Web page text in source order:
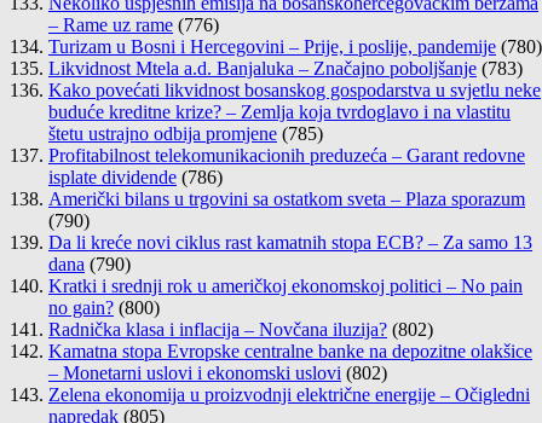
– Rame uz rame (776)
Turizam u Bosni i Hercegovini – Prije, i poslije, pandemije (780)
Likvidnost Mtela a.d. Banjaluka – Značajno poboljšanje (783)
Kako povećati likvidnost bosanskog gospodarstva u svjetlu neke
buduće kreditne krize? – Zemlja koja tvrdoglavo i na vlastitu
štetu ustrajno odbija promjene (785)
Profitabilnost telekomunikacionih preduzeća – Garant redovne
isplate dividende (786)
Američki bilans u trgovini sa ostatkom sveta – Plaza sporazum
(790)
Da li kreće novi ciklus rast kamatnih stopa ECB? – Za samo 13
dana (790)
Kratki i srednji rok u američkoj ekonomskoj politici – No pain
no gain? (800)
Radnička klasa i inflacija – Novčana iluzija? (802)
Kamatna stopa Evropske centralne banke na depozitne olakšice
– Monetarni uslovi i ekonomski uslovi (802)
Zelena ekonomija u proizvodnji električne energije – Očigledni
napredak (805)